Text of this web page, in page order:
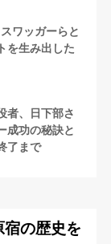
ワッガーらと
を生み出した
者、日下部さ
成功の秘訣と
了まで
宿の歴史を